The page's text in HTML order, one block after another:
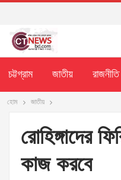
চট্টগ্রাম জাতীয় রাজনীতি
হোম জাতীয়
রোহিঙ্গাদের
কাজ করবে